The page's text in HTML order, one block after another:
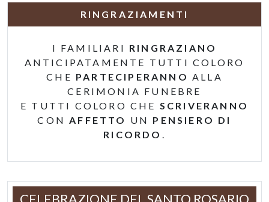
RINGRAZIAMENTI
I FAMILIARI RINGRAZIANO
ANTICIPATAMENTE TUTTI COLORO
CHE PARTECIPERANNO ALLA
CERIMONIA FUNEBRE
E TUTTI COLORO CHE SCRIVERANNO
CON AFFETTO UN PENSIERO DI
RICORDO
CELEBRAZIONE DEL SANTO ROSARIO